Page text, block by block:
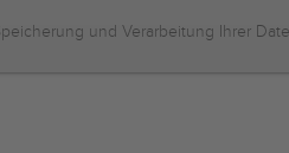
und Verarbeitung Ihrer